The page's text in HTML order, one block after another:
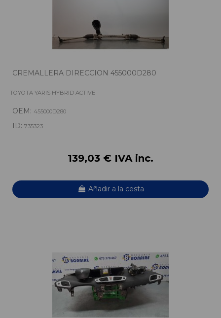
CREMALLERA DIRECCION 455000D280
TOYOTA YARIS HYBRID ACTIVE
OEM: 455000D280
ID: 735323
139,03 € IVA inc.
Añadir a la cesta